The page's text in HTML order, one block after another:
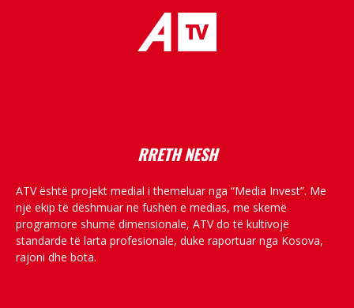
RRETH NESH
ATV është projekt medial i themeluar nga “Media Invest”. Me
një ekip të dëshmuar në fushën e medias, me skemë
programore shumë dimensionale, ATV do të kultivojë
standarde të larta profesionale, duke raportuar nga Kosova,
rajoni dhe bota.